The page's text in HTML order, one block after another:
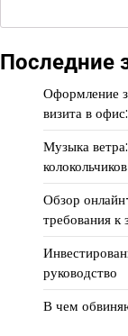
Последние
Оформление
визита в
Музыка
колокольчиков
Обзор
требования
руководство
В чем